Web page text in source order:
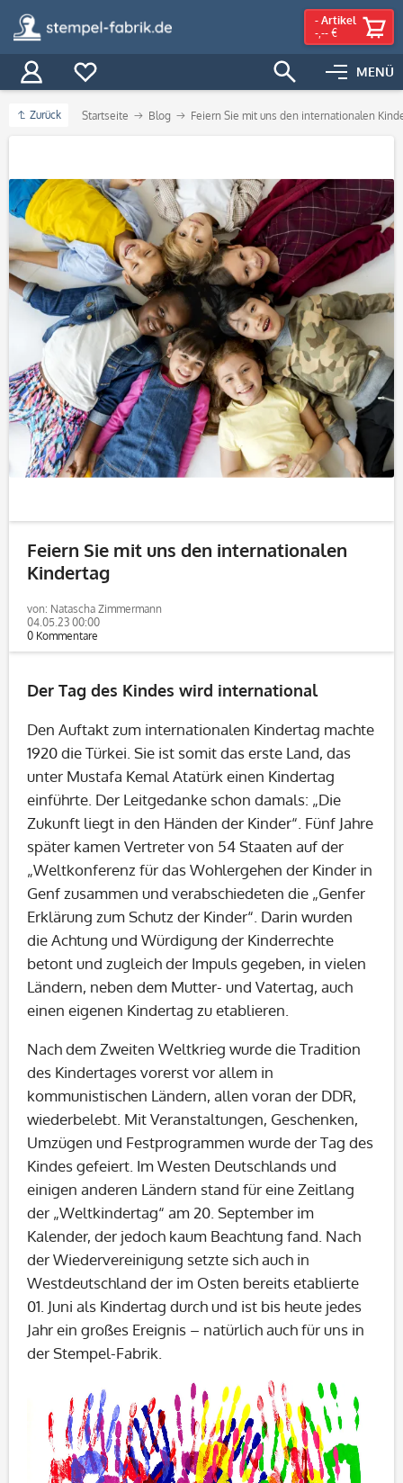
MENÜ
- Artikel
-,-- €
Zurück Startseite Blog Feiern Sie mit uns den internationalen
Feiern Sie mit uns den internationalen
Kindertag
von: Natascha Zimmermann
04.05.23 00:00
0 Kommentare
Der Tag des Kindes wird international
Den Auftakt zum internationalen Kindertag machte
1920 die Türkei. Sie ist somit das erste Land, das
unter Mustafa Kemal Atatürk einen Kindertag
einführte. Der Leitgedanke schon damals: „Die
Zukunft liegt in den Händen der Kinder“. Fünf Jahre
später kamen Vertreter von 54 Staaten auf der
„Weltkonferenz für das Wohlergehen der Kinder in
Genf zusammen und verabschiedeten die „Genfer
Erklärung zum Schutz der Kinder“. Darin wurden
die Achtung und Würdigung der Kinderrechte
betont und zugleich der Impuls gegeben, in vielen
Ländern, neben dem Mutter- und Vatertag, auch
einen eigenen Kindertag zu etablieren.
Nach dem Zweiten Weltkrieg wurde die Tradition
des Kindertages vorerst vor allem in
kommunistischen Ländern, allen voran der DDR,
wiederbelebt. Mit Veranstaltungen, Geschenken,
Umzügen und Festprogrammen wurde der Tag des
Kindes gefeiert. Im Westen Deutschlands und
einigen anderen Ländern stand für eine Zeitlang
der „Weltkindertag“ am 20. September im
Kalender, der jedoch kaum Beachtung fand. Nach
der Wiedervereinigung setzte sich auch in
Westdeutschland der im Osten bereits etablierte
01. Juni als Kindertag durch und ist bis heute jedes
Jahr ein großes Ereignis – natürlich auch für uns in
der Stempel-Fabrik.